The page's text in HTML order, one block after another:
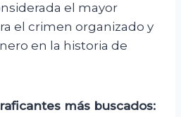
el mayor
el crimen organizado y
en la historia de
más buscados: